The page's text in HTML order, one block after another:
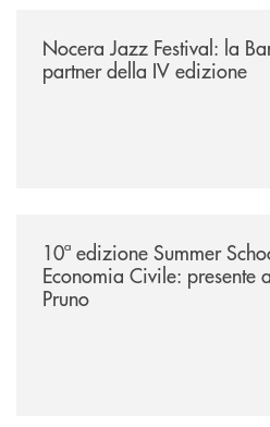
Nocera Jazz Festival: la
partner della IV edizione
10ª edizione Summer
Economia Civile: presente
Pruno